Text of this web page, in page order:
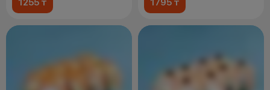
1255 ₸ 1795 ₸